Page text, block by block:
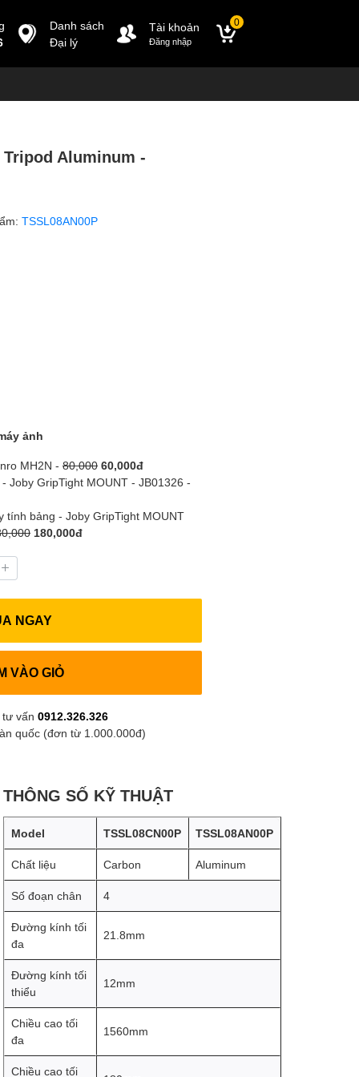
Danh sách
Đại lý
Tài khoản
Đăng nhập
0
Aluminum -
TSSL08AN00P
ảnh
MH2N - 80,000 60,000đ
Joby GripTight MOUNT - JB01326 -
tính bảng - Joby GripTight MOUNT
180,000đ
NGAY
VÀO GIỎ
tư vấn0912.326.326
quốc (đơn từ 1.000.000đ)
THÔNG SỐ KỸ THUẬT
Model TSSL08CN00P TSSL08AN00P
Chất liệu Carbon Aluminum
Số đoạn chân 4
Đường kính tối
đa
21.8mm
Đường kính tối
thiểu
12mm
Chiều cao tối
đa
1560mm
Chiều cao tối